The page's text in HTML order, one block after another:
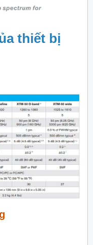
thiết bị